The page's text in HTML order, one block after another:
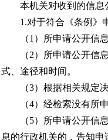
本机关对收到的信息
1.对于符合《条例》
（1）所申请公开信
（2）所申请公开信
式、途径和时间。
（3）根据相关规定
（4）经检索没有所
（5）所申请公开信
息的行政机关的，告知申